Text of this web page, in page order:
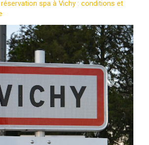
réservation spa à Vichy : conditions et